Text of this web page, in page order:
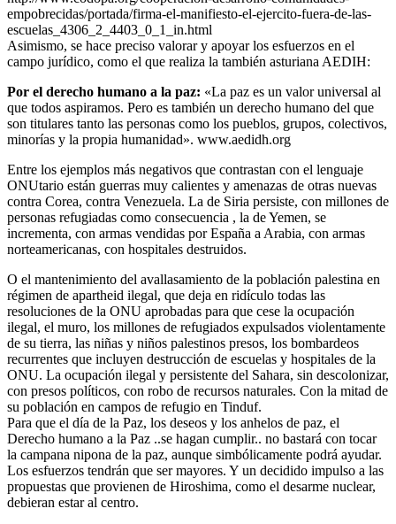
empobrecidas/portada/firma-el-manifiesto-el-ejercito-fuera-de-las-
escuelas_4306_2_4403_0_1_in.html
Asimismo, se hace preciso valorar y apoyar los esfuerzos en el
campo jurídico, como el que realiza la también asturiana AEDIH:
Por el derecho humano a la paz: «La paz es un valor universal al
que todos aspiramos. Pero es también un derecho humano del que
son titulares tanto las personas como los pueblos, grupos, colectivos,
minorías y la propia humanidad». www.aedidh.org
Entre los ejemplos más negativos que contrastan con el lenguaje
ONUtario están guerras muy calientes y amenazas de otras nuevas
contra Corea, contra Venezuela. La de Siria persiste, con millones de
personas refugiadas como consecuencia , la de Yemen, se
incrementa, con armas vendidas por España a Arabia, con armas
norteamericanas, con hospitales destruidos.
O el mantenimiento del avallasamiento de la población palestina en
régimen de apartheid ilegal, que deja en ridículo todas las
resoluciones de la ONU aprobadas para que cese la ocupación
ilegal, el muro, los millones de refugiados expulsados violentamente
de su tierra, las niñas y niños palestinos presos, los bombardeos
recurrentes que incluyen destrucción de escuelas y hospitales de la
ONU. La ocupación ilegal y persistente del Sahara, sin descolonizar,
con presos políticos, con robo de recursos naturales. Con la mitad de
su población en campos de refugio en Tinduf.
Para que el día de la Paz, los deseos y los anhelos de paz, el
Derecho humano a la Paz ..se hagan cumplir.. no bastará con tocar
la campana nipona de la paz, aunque simbólicamente podrá ayudar.
Los esfuerzos tendrán que ser mayores. Y un decidido impulso a las
propuestas que provienen de Hiroshima, como el desarme nuclear,
debieran estar al centro.